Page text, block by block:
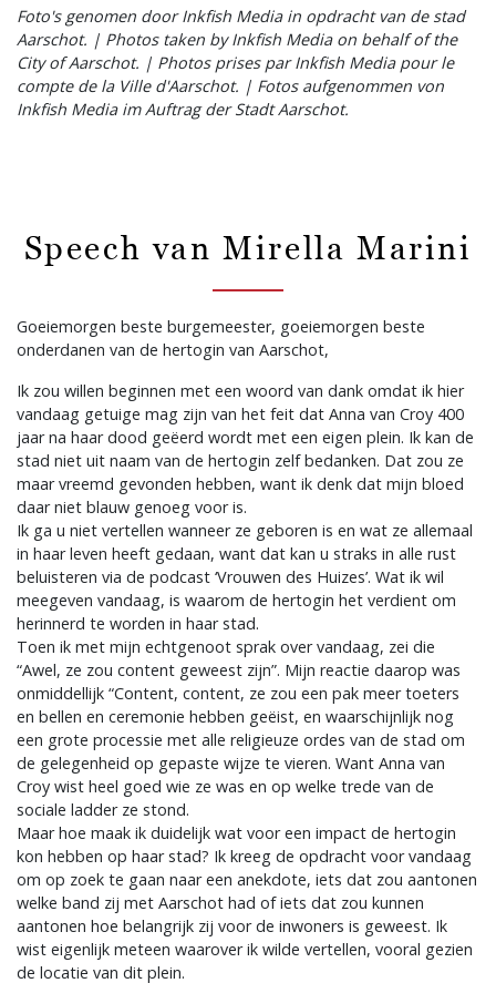
Foto's genomen door Inkfish Media in opdracht van de stad
Aarschot. | Photos taken by Inkfish Media on behalf of the
City of Aarschot. | Photos prises par Inkfish Media pour le
compte de la Ville d'Aarschot. | Fotos aufgenommen von
Inkfish Media im Auftrag der Stadt Aarschot.
Speech van Mirella Marini
Goeiemorgen beste burgemeester, goeiemorgen beste
onderdanen van de hertogin van Aarschot,
Ik zou willen beginnen met een woord van dank omdat ik hier
vandaag getuige mag zijn van het feit dat Anna van Croy 400
jaar na haar dood geëerd wordt met een eigen plein. Ik kan de
stad niet uit naam van de hertogin zelf bedanken. Dat zou ze
maar vreemd gevonden hebben, want ik denk dat mijn bloed
daar niet blauw genoeg voor is.
Ik ga u niet vertellen wanneer ze geboren is en wat ze allemaal
in haar leven heeft gedaan, want dat kan u straks in alle rust
beluisteren via de podcast ‘Vrouwen des Huizes’. Wat ik wil
meegeven vandaag, is waarom de hertogin het verdient om
herinnerd te worden in haar stad.
Toen ik met mijn echtgenoot sprak over vandaag, zei die
“Awel, ze zou content geweest zijn”. Mijn reactie daarop was
onmiddellijk “Content, content, ze zou een pak meer toeters
en bellen en ceremonie hebben geëist, en waarschijnlijk nog
een grote processie met alle religieuze ordes van de stad om
de gelegenheid op gepaste wijze te vieren. Want Anna van
Croy wist heel goed wie ze was en op welke trede van de
sociale ladder ze stond.
Maar hoe maak ik duidelijk wat voor een impact de hertogin
kon hebben op haar stad? Ik kreeg de opdracht voor vandaag
om op zoek te gaan naar een anekdote, iets dat zou aantonen
welke band zij met Aarschot had of iets dat zou kunnen
aantonen hoe belangrijk zij voor de inwoners is geweest. Ik
wist eigenlijk meteen waarover ik wilde vertellen, vooral gezien
de locatie van dit plein.